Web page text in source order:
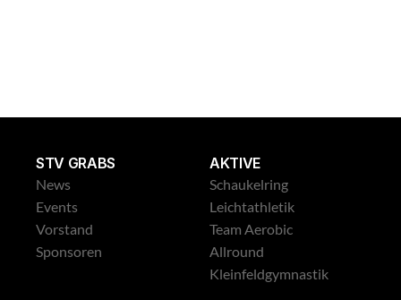
STV GRABS
News
Events
Vorstand
Sponsoren
AKTIVE
Schaukelring
Leichtathletik
Team Aerobic
Allround
Kleinfeldgymnastik